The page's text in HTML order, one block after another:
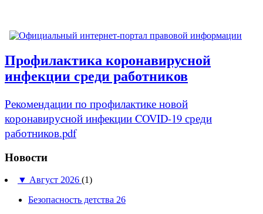
Профилактика коронавирусной
инфекции среди работников
Рекомендации по профилактике новой
коронавирусной инфекции COVID-19 среди
работников.pdf
Новости
▼ Август 2026 (1)
Безопасность детства 26